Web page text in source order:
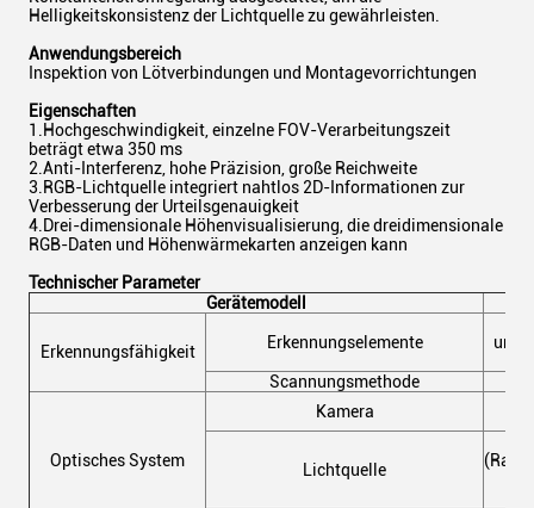
Helligkeitskonsistenz der Lichtquelle zu gewährleisten.
Anwendungsbereich
Inspektion von Lötverbindungen und Montagevorrichtungen
Eigenschaften
1.Hochgeschwindigkeit, einzelne FOV-Verarbeitungszeit
beträgt etwa 350 ms
2.Anti-Interferenz, hohe Präzision, große Reichweite
3.RGB-Lichtquelle integriert nahtlos 2D-Informationen zur
Verbesserung der Urteilsgenauigkeit
4.Drei-dimensionale Höhenvisualisierung, die dreidimensionale
RGB-Daten und Höhenwärmekarten anzeigen kann
Technischer Parameter
Gerätemodell
Erkennungsfähigkeit Erkennungselemente
Scannungsmethode
Optisches System
Kamera
Lichtquelle